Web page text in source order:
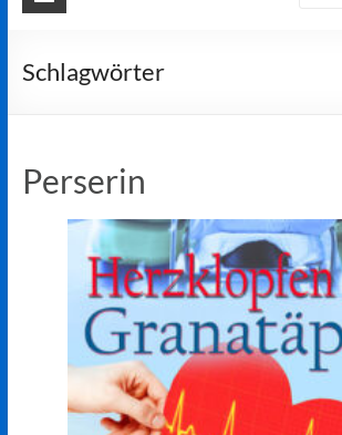
Schlagwörter
Perserin